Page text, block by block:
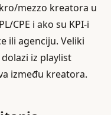
mezzo kreatora u
CPE i ako su KPI-i
ili agenciju. Veliki
iz playlist
između kreatora.